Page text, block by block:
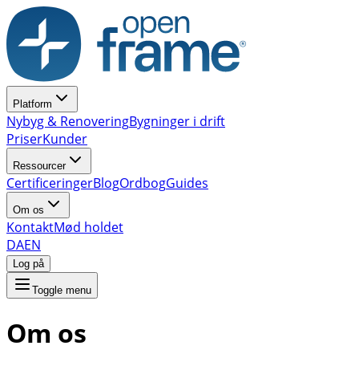
Platform
Nybyg & RenoveringBygninger i drift
PriserKunder
Ressourcer
CertificeringerBlogOrdbogGuides
Om os
KontaktMød holdet
DAEN
Log på
Toggle menu
Om os